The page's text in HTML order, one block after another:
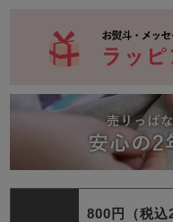
800円（税込